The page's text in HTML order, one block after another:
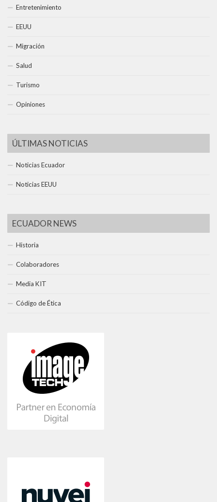
Entretenimiento
EEUU
Migración
Salud
Turismo
Opiniones
ÚLTIMAS NOTICIAS
Noticias Ecuador
Noticias EEUU
ECUADOR NEWS
Historia
Colaboradores
Media KIT
Código de Ética